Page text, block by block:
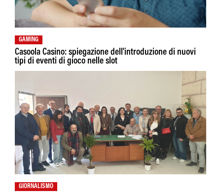
GAMING
Casoola Casino: spiegazione dell'introduzione di nuovi
tipi di eventi di gioco nelle slot
GIORNALISMO